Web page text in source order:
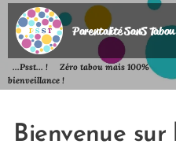
Parentalité SanSTabou
...Psst... ! Zéro tabou mais 100%
bienveillance !
Bienvenue